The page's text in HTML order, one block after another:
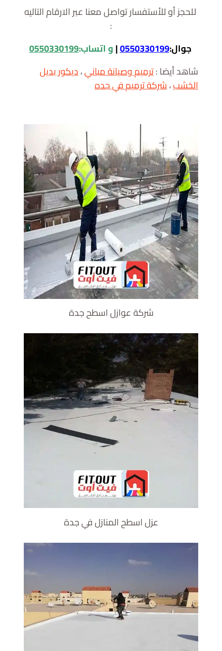
للحجز أو للأستفسار تواصل معنا عبر الارقام التاليه
:
جوال:0550330199
|و اتساب:0550330199
شاهد أيضا :ترميم وصيانة مباني،ديكور بديل
الخشب،شركة ترميم في جده
شركة عوازل اسطح جدة
عزل اسطح المنازل في جدة